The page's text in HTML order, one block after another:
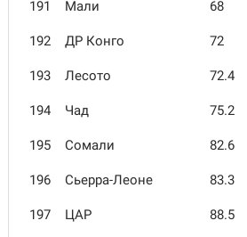
191 Мали 68
192 ДР Конго 72
193 Лесото 72.4
194 Чад 75.2
195 Сомали 82.6
196 Сьерра-Леоне 83.3
197 ЦАР 88.5